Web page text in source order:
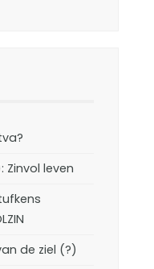
leven
de ziel (?)